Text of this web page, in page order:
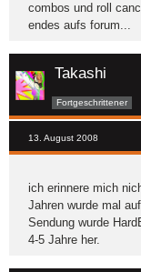
combos und roll
endes aufs forum...
Takashi
Fortgeschrittener
13. August 2008
ich erinnere mich
Jahren wurde mal
Sendung wurde
4-5 Jahre her.